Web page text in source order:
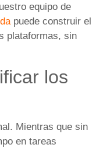
equipo de
puede construir el
plataformas, sin
los
Mientras que sin
en tareas